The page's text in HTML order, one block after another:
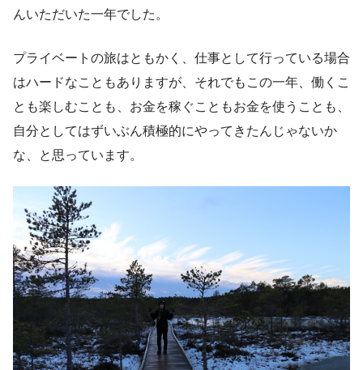
んいただいた一年でした。
プライベートの旅はともかく、仕事として行っている場合
はハードなこともありますが、それでもこの一年、働くこ
とも楽しむことも、お金を稼ぐこともお金を使うことも、
自分としてはずいぶん積極的にやってきたんじゃないか
な、と思っています。